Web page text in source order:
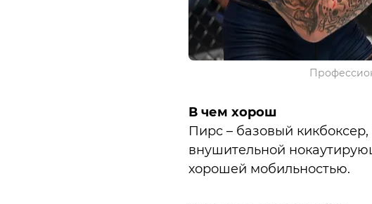
В чем хорош
Пирс – базовый
внушительной
хорошей мобильностью.